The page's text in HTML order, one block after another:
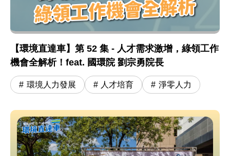
【環境直達車】第 52 集 - 人才需求激增，綠領工作
機會全解析！feat. 國環院 劉宗勇院長
環境人力發展 人才培育 淨零人力